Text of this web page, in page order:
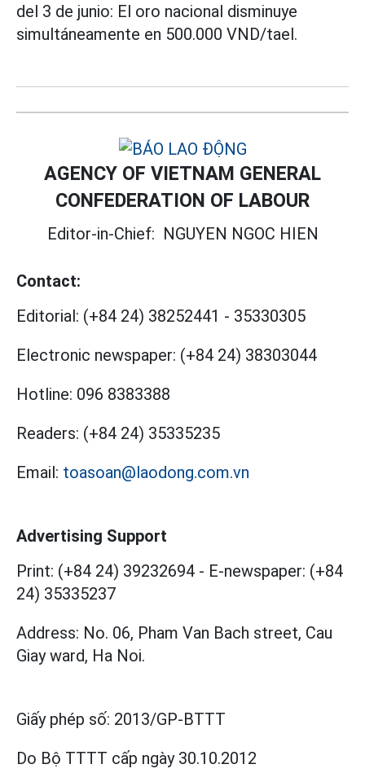
del 3 de junio: El oro nacional disminuye
simultáneamente en 500.000 VND/tael.
AGENCY OF VIETNAM GENERAL
CONFEDERATION OF LABOUR
Editor-in-Chief: NGUYEN NGOC HIEN
Contact:
Editorial: (+84 24) 38252441 - 35330305
Electronic newspaper: (+84 24) 38303044
Hotline: 096 8383388
Readers: (+84 24) 35335235
Email: toasoan@laodong.com.vn
Advertising Support
Print: (+84 24) 39232694 - E-newspaper: (+84
24) 35335237
Address: No. 06, Pham Van Bach street, Cau
Giay ward, Ha Noi.
Giấy phép số: 2013/GP-BTTT
Do Bộ TTTT cấp ngày 30.10.2012